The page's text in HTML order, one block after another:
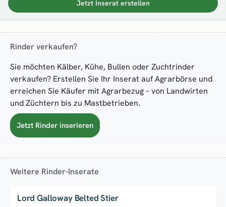
Jetzt Inserat erstellen
Rinder verkaufen?
Sie möchten Kälber, Kühe, Bullen oder Zuchtrinder
verkaufen? Erstellen Sie Ihr Inserat auf Agrarbörse und
erreichen Sie Käufer mit Agrarbezug – von Landwirten
und Züchtern bis zu Mastbetrieben.
Jetzt Rinder inserieren
Weitere Rinder-Inserate
Lord Galloway Belted Stier